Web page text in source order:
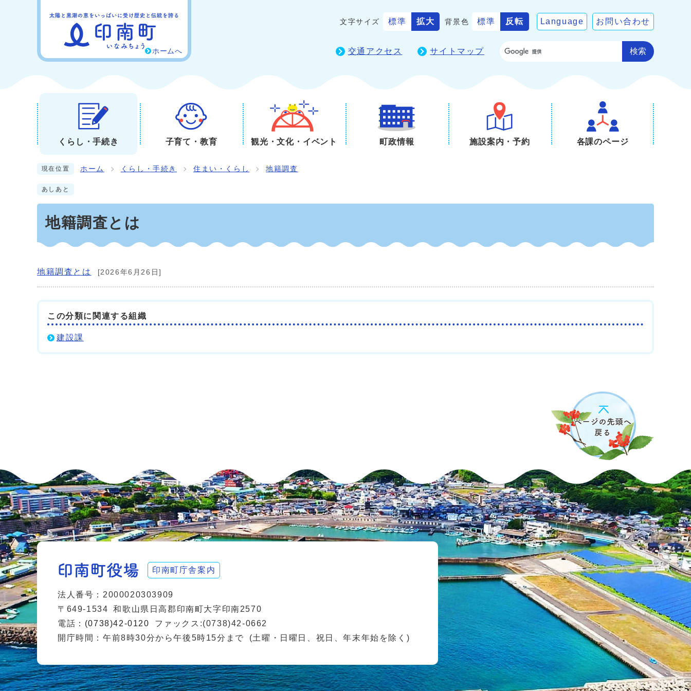
ホームへ
文字サイズ 標準 拡大 背景色 標準 反転 Language お問い合わせ
交通アクセス サイトマップ 検索
くらし・手続き 子育て・教育 観光・文化・イベント 町政情報 施設案内・予約 各課のページ
現在位置 ホーム くらし・手続き 住まい・くらし 地籍調査
あしあと
地籍調査とは
地籍調査とは [2026年6月26日]
この分類に関連する組織
建設課
印南町庁舎案内
法人番号：2000020303909
〒649-1534
和歌山県日高郡印南町大字印南2570
電話： (0738)42-0120
ファックス:(0738)42-0662
開庁時間：午前8時30分から午後5時15分まで
(土曜・日曜日、祝日、年末年始を除く)